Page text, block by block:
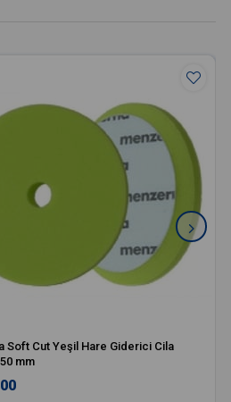
Soft Cut Yeşil Hare Giderici Cila
mm